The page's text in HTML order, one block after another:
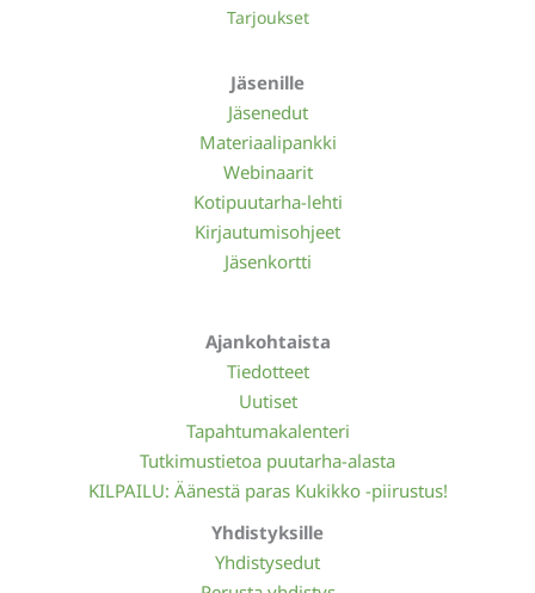
Tarjoukset
Jäsenille
Jäsenedut
Materiaalipankki
Webinaarit
Kotipuutarha-lehti
Kirjautumisohjeet
Jäsenkortti
Ajankohtaista
Tiedotteet
Uutiset
Tapahtumakalenteri
Tutkimustietoa puutarha-alasta
KILPAILU: Äänestä paras Kukikko -piirustus!
Yhdistyksille
Yhdistysedut